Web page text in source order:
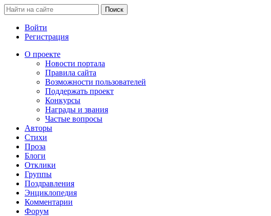
Войти
Регистрация
О проекте
Новости портала
Правила сайта
Возможности пользователей
Поддержать проект
Конкурсы
Награды и звания
Частые вопросы
Авторы
Стихи
Проза
Блоги
Отклики
Группы
Поздравления
Энциклопедия
Комментарии
Форум